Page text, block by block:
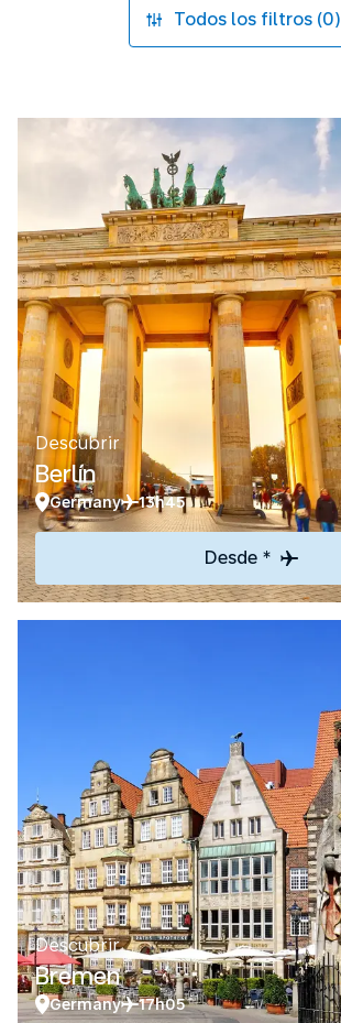
Todos los filtros (0)
Descubrir
Berlín
Germany 13h45
Desde *
Descubrir
Bremen
Germany 17h05